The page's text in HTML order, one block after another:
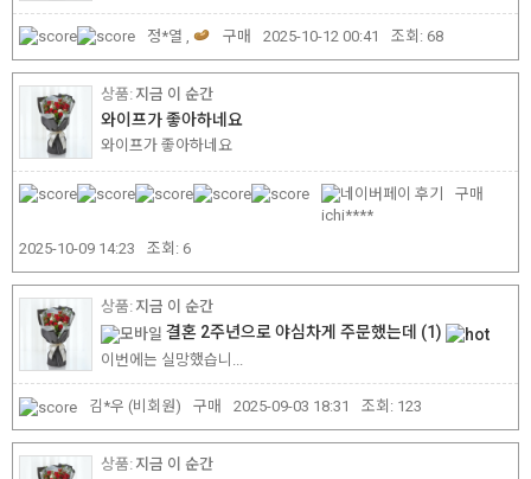
정*열 , 구매 2025-10-12 00:41 조회: 68
지금 이 순간
와이프가 좋아하네요
와이프가 좋아하네요
ichi****
구매
2025-10-09 14:23 조회: 6
지금 이 순간
결혼 2주년으로 야심차게 주문했는데 (1)
이번에는 실망했습니...
김*우 (비회원) 구매 2025-09-03 18:31 조회: 123
지금 이 순간